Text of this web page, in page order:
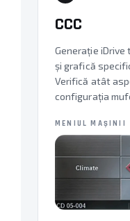
CCC
Generație
și grafică
Verifică atât
configurația
MENIUL MAȘINII